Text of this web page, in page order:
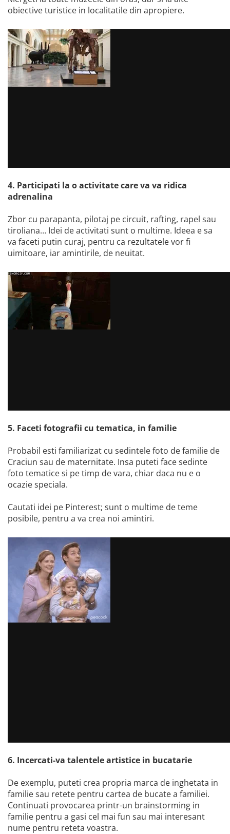
obiective turistice in localitatile din apropiere.
4. Participati la o activitate care va va ridica
adrenalina
Zbor cu parapanta, pilotaj pe circuit, rafting, rapel sau
tiroliana… Idei de activitati sunt o multime. Ideea e sa
va faceti putin curaj, pentru ca rezultatele vor fi
uimitoare, iar amintirile, de neuitat.
5. Faceti fotografii cu tematica, in familie
Probabil esti familiarizat cu sedintele foto de familie de
Craciun sau de maternitate. Insa puteti face sedinte
foto tematice si pe timp de vara, chiar daca nu e o
ocazie speciala.
Cautati idei pe Pinterest; sunt o multime de teme
posibile, pentru a va crea noi amintiri.
6. Incercati-va talentele artistice in bucatarie
De exemplu, puteti crea propria marca de inghetata in
familie sau retete pentru cartea de bucate a familiei.
Continuati provocarea printr-un brainstorming in
familie pentru a gasi cel mai fun sau mai interesant
nume pentru reteta voastra.